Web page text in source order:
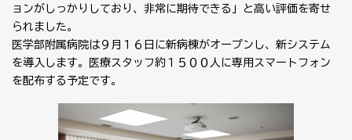
ョンがしっかりしており、非常に期待できる」と高い評価を寄せ
られました。
医学部附属病院は９月１６日に新病棟がオープンし、新システム
を導入します。医療スタッフ約１５００人に専用スマートフォン
を配布する予定です。